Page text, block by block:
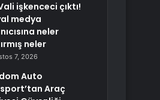
işkenceci çıktı!
medya
neler
neler
7, 2026
Auto
Araç